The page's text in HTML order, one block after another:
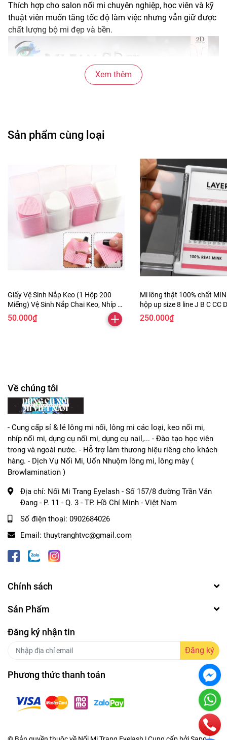
Thích hợp cho salon nối mi chuyên nghiệp, học viên và kỹ
thuật viên muốn tăng tốc độ làm việc nhưng vẫn giữ được
chất lượng bộ mi đẹp và bền.
Xem thêm
Sản phẩm cùng loại
Giấy Vệ Sinh Nắp Keo (1 Hộp 200
Miếng) Vệ Sinh Nắp Chai Keo, Nhíp Bị
Bẩn, dùng trong nail cũng được
50.000₫
Mi lông thật 100% chất
hộp up size 8 line J B C CC
16mm
250.000₫
Về chúng tôi
- Cung cấp sỉ & lẻ lông mi nối, lông mi các loại, keo nối mi,
nhíp nối mi, dụng cụ nối mi, dụng cụ nail,... - Đào tạo học viên
trong và ngoài nước. - Hỗ trợ làm thương hiệu riêng cho khách
hàng. - Dịch Vụ Nối Mi, Uốn Nhuộm lông mi, lông mày (
Browlamination )
Địa chỉ: Nối Mi Trang Eyelash - Số 157/8 đường Trần Văn
Đang - P. 11 - Q. 3 - TP. Hồ Chí Minh - Việt Nam
Số điện thoại: 0902684026
Email: thuytranghtvc@gmail.com
Chính sách
Sản Phẩm
Đăng ký nhận tin
Đăng ký
Phương thức thanh toán